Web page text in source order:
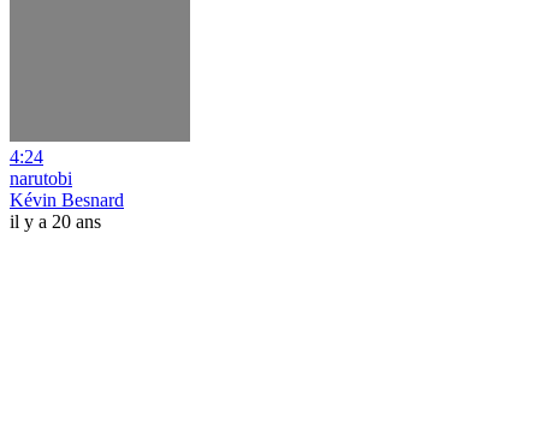
4:24
narutobi
Kévin Besnard
il y a 20 ans